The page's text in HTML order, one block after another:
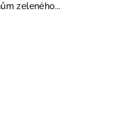
zeleného...